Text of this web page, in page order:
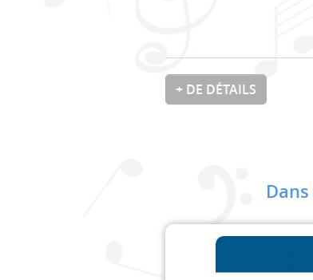
+ DE DÉTAILS